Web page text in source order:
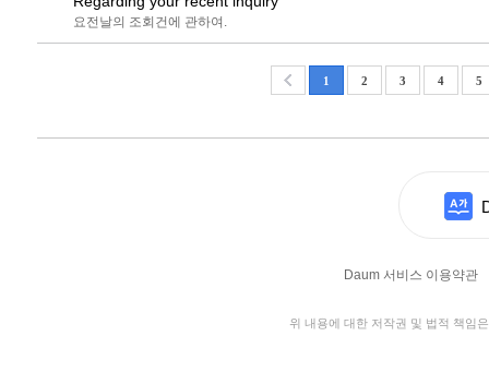
요전날의 조회건에 관하여.
1 2 3 4 5
Daum 서비스 이용약관
위 내용에 대한 저작권 및 법적 책임